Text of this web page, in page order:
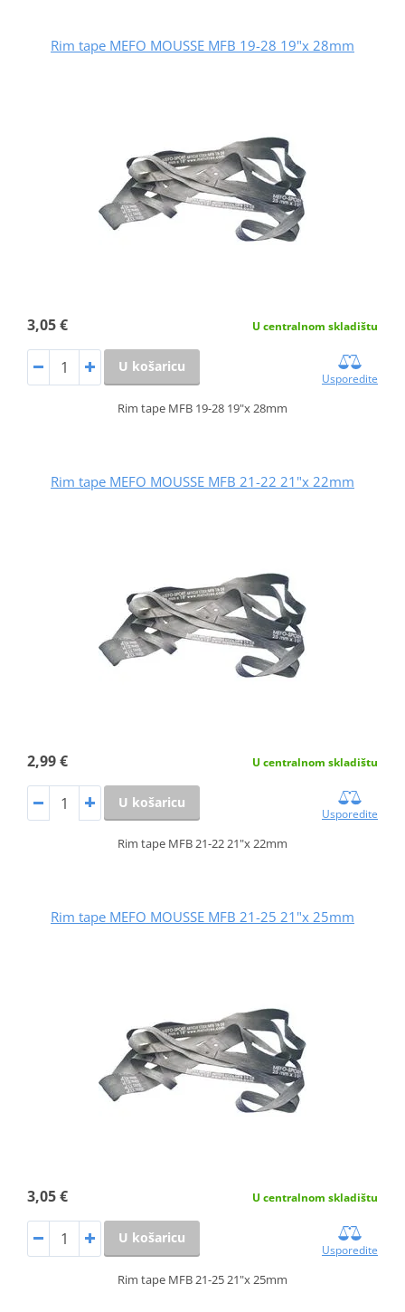
Rim tape MEFO MOUSSE MFB 19-28 19"x 28mm
3,05 € U centralnom skladištu
U košaricu
Usporedite
Rim tape MFB 19-28 19"x 28mm
Rim tape MEFO MOUSSE MFB 21-22 21"x 22mm
2,99 € U centralnom skladištu
U košaricu
Usporedite
Rim tape MFB 21-22 21"x 22mm
Rim tape MEFO MOUSSE MFB 21-25 21"x 25mm
3,05 € U centralnom skladištu
U košaricu
Usporedite
Rim tape MFB 21-25 21"x 25mm